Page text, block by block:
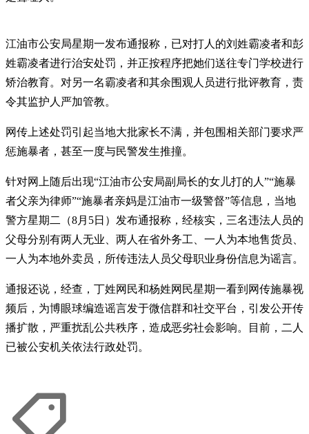
江油市公安局星期一发布通报称，已对打人的刘姓霸凌者和彭
姓霸凌者进行治安处罚，并正按程序把她们送往专门学校进行
矫治教育。对另一名霸凌者和其余围观人员进行批评教育，责
令其监护人严加管教。
网传上述处罚引起当地大批家长不满，并包围相关部门要求严
惩施暴者，甚至一度与民警发生推撞。
针对网上随后出现“江油市公安局副局长的女儿打的人”“施暴
者父亲为律师”“施暴者亲妈是江油市一级警督”等信息，当地
警方星期二（8月5日）发布通报称，经核实，三名违法人员的
父母分别有两人无业、两人在省外务工、一人为本地售货员、
一人为本地外卖员，所传违法人员父母职业身份信息为谣言。
通报还说，经查，丁姓网民和杨姓网民星期一看到网传施暴视
频后，为博眼球编造谣言发于微信群和社交平台，引发公开传
播扩散，严重扰乱公共秩序，造成恶劣社会影响。目前，二人
已被公安机关依法行政处罚。